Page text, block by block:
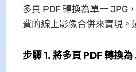
多頁 PDF 轉換為單一 JPG
費的線上影像合併來實現。
步驟 1. 將多頁 PDF 轉換為